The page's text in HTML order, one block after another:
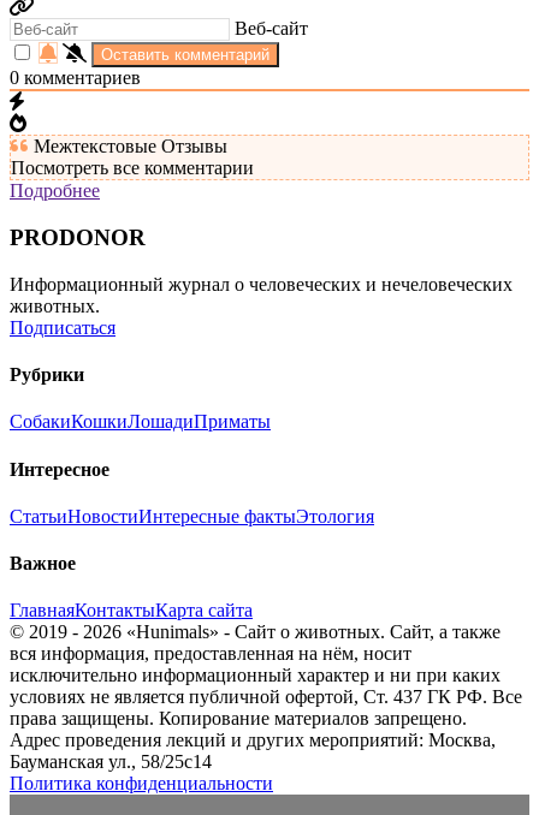
Веб-сайт
0 комментариев
Межтекстовые Отзывы
Посмотреть все комментарии
Подробнее
PRODONOR
Информационный журнал о человеческих и нечеловеческих
животных.
Подписаться
Рубрики
СобакиКошкиЛошадиПриматы
Интересное
СтатьиНовостиИнтересные фактыЭтология
Важное
ГлавнаяКонтактыКарта сайта
© 2019 - 2026 «Hunimals» - Сайт о животных. Сайт, а также
вся информация, предоставленная на нём, носит
исключительно информационный характер и ни при каких
условиях не является публичной офертой, Ст. 437 ГК РФ. Все
права защищены. Копирование материалов запрещено.
Адрес проведения лекций и других мероприятий: Москва,
Бауманская ул., 58/25с14
Политика конфиденциальности